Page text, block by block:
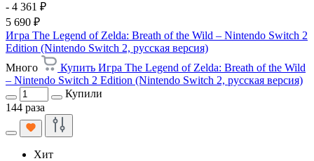
- 4 361 ₽
5 690 ₽
Игра The Legend of Zelda: Breath of the Wild – Nintendo Switch 2
Edition (Nintendo Switch 2, русская версия)
Много
Купить Игра The Legend of Zelda: Breath of the Wild
– Nintendo Switch 2 Edition (Nintendo Switch 2, русская версия)
Купили
144 раза
Хит